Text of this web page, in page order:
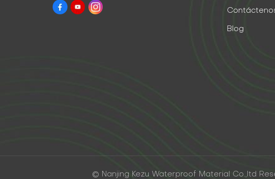
Blog
© Nanjing Kezu Waterproof Material Co.,ltd